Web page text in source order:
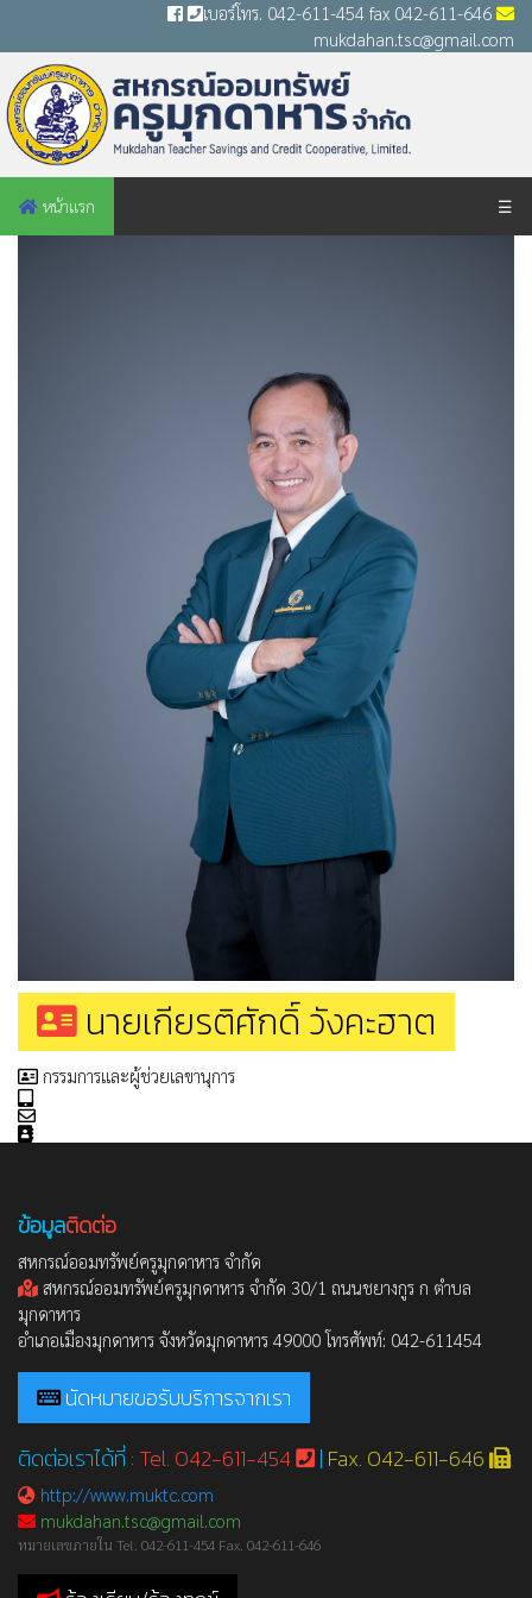
เบอร์โทร. 042-611-454 fax 042-611-646
mukdahan.tsc@gmail.com
หน้าแรก ☰
นายเกียรติศักดิ์ วังคะฮาต
กรรมการและผู้ช่วยเลขานุการ
ข้อมูลติดต่อ
สหกรณ์ออมทรัพย์ครูมุกดาหาร จำกัด
สหกรณ์ออมทรัพย์ครูมุกดาหาร จำกัด 30/1 ถนนชยางกูร ก ตำบล
มุกดาหาร
อำเภอเมืองมุกดาหาร จังหวัดมุกดาหาร 49000 โทรศัพท์: 042-611454
นัดหมายขอรับบริการจากเรา
ติดต่อเราได้ที่ : Tel. 042-611-454 | Fax. 042-611-646
http://www.muktc.com
mukdahan.tsc@gmail.com
หมายเลขภายใน Tel. 042-611-454 Fax. 042-611-646